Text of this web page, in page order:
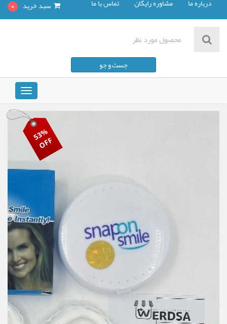
درباره ما مشاوره رایگان تماس با ما سبد خرید 0
جست و جو
Toggle
53%
OFF